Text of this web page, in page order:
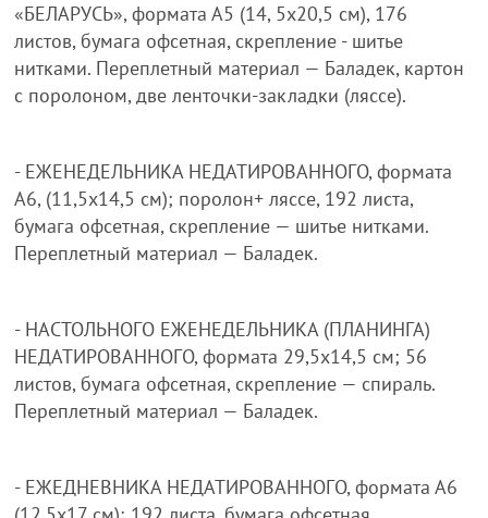
«БЕЛАРУСЬ», формата А5 (14, 5х20,5 см), 176
листов, бумага офсетная, скрепление - шитье
нитками. Переплетный материал — Баладек, картон
с поролоном, две ленточки-закладки (ляссе).
- ЕЖЕНЕДЕЛЬНИКА НЕДАТИРОВАННОГО, формата
А6, (11,5х14,5 см); поролон+ ляссе, 192 листа,
бумага офсетная, скрепление — шитье нитками.
Переплетный материал — Баладек.
- НАСТОЛЬНОГО ЕЖЕНЕДЕЛЬНИКА (ПЛАНИНГА)
НЕДАТИРОВАННОГО, формата 29,5х14,5 см; 56
листов, бумага офсетная, скрепление — спираль.
Переплетный материал — Баладек.
- ЕЖЕДНЕВНИКА НЕДАТИРОВАННОГО, формата А6